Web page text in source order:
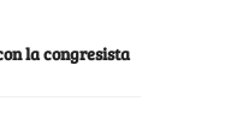
la congresista